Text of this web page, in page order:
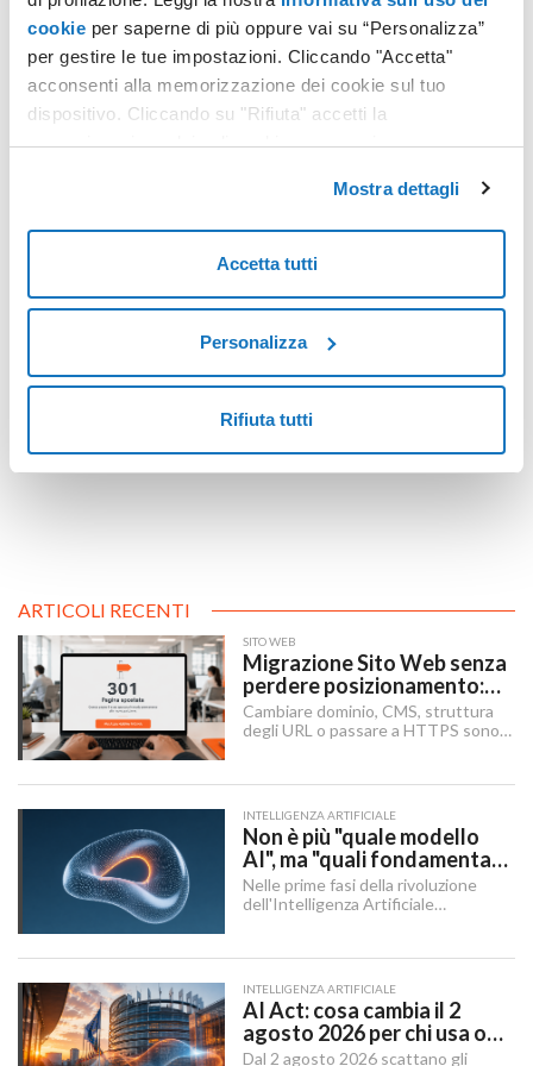
cookie per saperne di più oppure vai su “Personalizza”
per gestire le tue impostazioni. Cliccando "Accetta"
acconsenti alla memorizzazione dei cookie sul tuo
dispositivo. Cliccando su "Rifiuta" accetti la
memorizzazione dei soli cookie necessari.
Mostra dettagli
Accetta tutti
Personalizza
Rifiuta tutti
CLOUD
innovazione. Per le aziende italiane ed europee, oggi la vera
trasparenza. I dati sono l’asset più prezioso, ma anche il più
esposto: la loro gestione deve rispondere a requisiti sempre
Leggi tutto
ARTICOLI RECENTI
SITO WEB
Migrazione Sito Web senza
perdere posizionamento:
Redirect 301, URL e
Checklist SEO
Cambiare dominio, CMS, struttura
degli URL o passare a HTTPS sono i
ricerca.
INTELLIGENZA ARTIFICIALE
Non è più "quale modello
AI", ma "quali fondamenta":
dati, infrastruttura,
governance
Nelle prime fasi della rivoluzione
dell'Intelligenza Artificiale
"Quale modello dobbiamo usare?".
INTELLIGENZA ARTIFICIALE
AI Act: cosa cambia il 2
agosto 2026 per chi usa o
integra l'AI
Dal 2 agosto 2026 scattano gli